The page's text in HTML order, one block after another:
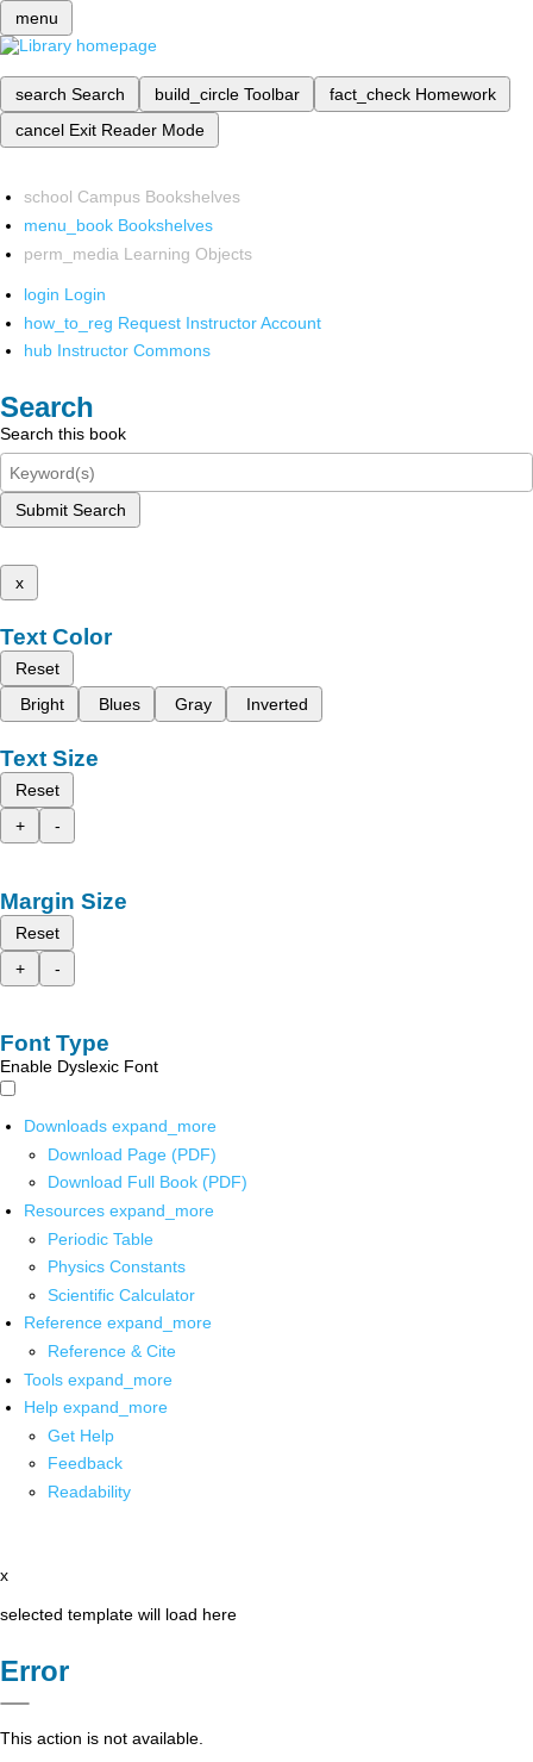
menu
search Search build_circle Toolbar fact_check Homework
cancel Exit Reader Mode
school Campus Bookshelves
menu_book Bookshelves
perm_media Learning Objects
login Login
how_to_reg Request Instructor Account
hub Instructor Commons
Search
Search this book
Submit Search
x
Text Color
Reset
Bright
Blues Gray Inverted
Text Size
Reset
+
-
Margin Size
Reset
+
-
Font Type
Enable Dyslexic Font
Downloads expand_more
Download Page (PDF)
Download Full Book (PDF)
Resources expand_more
Periodic Table
Physics Constants
Scientific Calculator
Reference expand_more
Reference & Cite
Tools expand_more
Help expand_more
Get Help
Feedback
Readability
x
selected template will load here
Error
This action is not available.